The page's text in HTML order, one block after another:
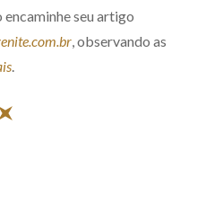
encaminhe seu artigo
, observando as